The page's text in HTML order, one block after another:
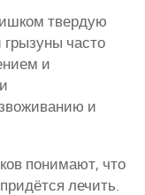
твердую
часто
и
и
понимают, что
лечить.